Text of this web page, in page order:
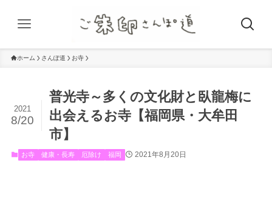
ホーム さんぽ道 お寺
普光寺～多くの文化財と臥龍梅に
出会えるお寺【福岡県・大牟田
市】
2021
8/20
お寺 健康・長寿 厄除け 福岡 2021年8月20日